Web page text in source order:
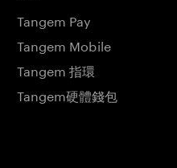
Tangem Pay
Tangem Mobile
Tangem 指環
Tangem硬體錢包